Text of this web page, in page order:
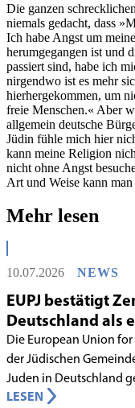
Die ganzen
niemals gedacht, dass
Ich habe Angst um
herumgegangen ist und
passiert sind, habe ich
nirgendwo ist es mehr
hierhergekommen, um
freie Menschen.« Aber
allgemein deutsche
Jüdin fühle mich hier
kann meine Religion
nicht ohne Angst
Art und Weise kann
Mehr lesen
10.07.2026 NEWS
EUPJ bestätigt
Deutschland als
liberales
Die European Union for
der Jüdischen
Juden in Deutschland
Deutschland mit
LESEN